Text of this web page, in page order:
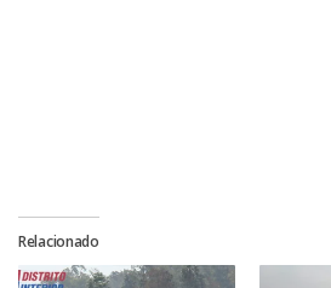
Relacionado